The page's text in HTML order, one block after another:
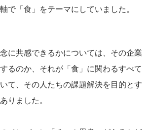
で「食」をテーマにしていました。
に共感できるかについては、その企業
るのか、それが「食」に関わるすべて
て、その人たちの課題解決を目的とす
りました。